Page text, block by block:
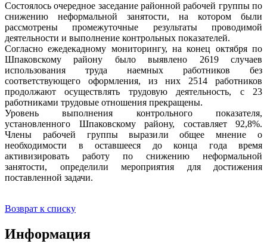
Состоялось очередное заседание районной рабочей группы по
снижению неформальной занятости, на котором были
рассмотрены промежуточные результаты проводимой
деятельности и выполнение контрольных показателей.
Согласно ежедекадному мониторингу, на конец октября по
Шпаковскому району было выявлено 2619 случаев
использования труда наемных работников без
соответствующего оформления, из них 2514 работников
продолжают осуществлять трудовую деятельность, с 23
работниками трудовые отношения прекращены.
Уровень выполнения контрольного показателя,
установленного Шпаковскому району, составляет 92,8%.
Члены рабочей группы выразили общее мнение о
необходимости в оставшееся до конца года время
активизировать работу по снижению неформальной
занятости, определили мероприятия для достижения
поставленной задачи.
Возврат к списку
Информация